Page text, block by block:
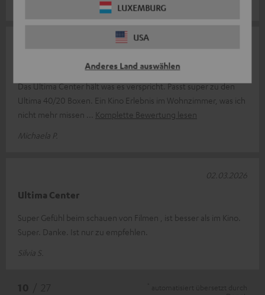
LUXEMBURG
USA
Anderes Land auswählen
Eine exklusiver Hörgenuss
Das Ultima Center hält was es verspricht. Passt super zu den
Ultima 40/20 Boxen. Ein Kino Erlebnis im Wohnzimmer, was ich
nicht mehr missen
Komplette Bewertung lesen
Michaela P.
Ultima Center
Super Gefühl beim schauen von Filmen , ist besser als im Kino.
Super. Danke. Ist nur zu empfehlen.
Silvia S.
02.03.2026